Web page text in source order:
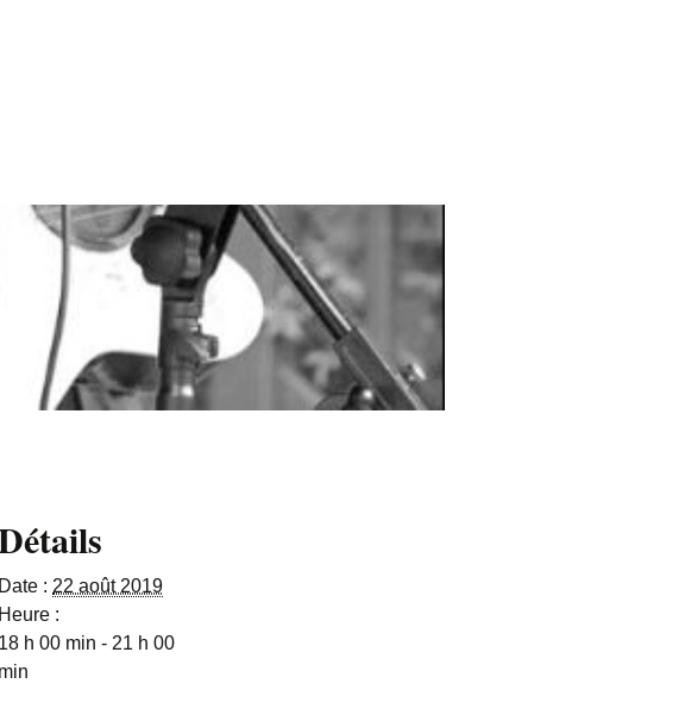
Date : 22 août 2019
Heure :
18 h 00 min - 21 h 00
min